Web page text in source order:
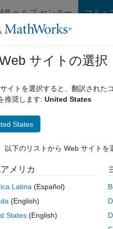
ヘルプ センター コミュ
File Exchange
回答 閲覧
from an
月 21 0 回答
サイトの選択
イトを選択すると、翻訳された
推奨します: United States
States
以下のリストから Web サイトを
メリカ
Latina (Español)
(English)
States (English)